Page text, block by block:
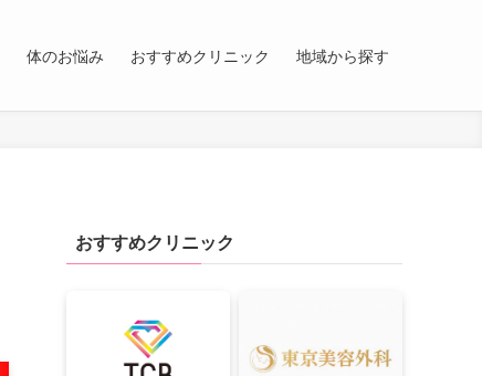
体のお悩み おすすめクリニック 地域から探す
おすすめクリニック